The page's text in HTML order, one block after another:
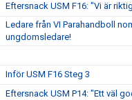
Eftersnack USM F16: "Vi är
Ledare från VI Parahandboll
ungdomsledare!
Inför USM F16 Steg 3
Eftersnack USM P14: "Ett väl